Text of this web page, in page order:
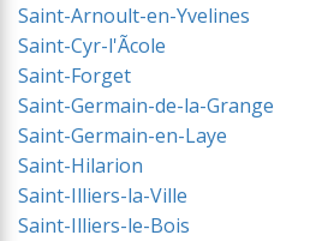
Saint-Arnoult-en-Yvelines
Saint-Cyr-l'Ãcole
Saint-Forget
Saint-Germain-de-la-Grange
Saint-Germain-en-Laye
Saint-Hilarion
Saint-Illiers-la-Ville
Saint-Illiers-le-Bois